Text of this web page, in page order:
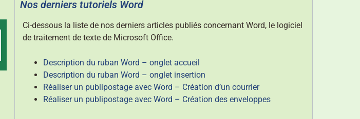
Nos derniers tutoriels Word
Ci-dessous la liste de nos derniers articles publiés concernant Word, le logiciel
de traitement de texte de Microsoft Office.
Description du ruban Word – onglet accueil
Description du ruban Word – onglet insertion
Réaliser un publipostage avec Word – Création d’un courrier
Réaliser un publipostage avec Word – Création des enveloppes